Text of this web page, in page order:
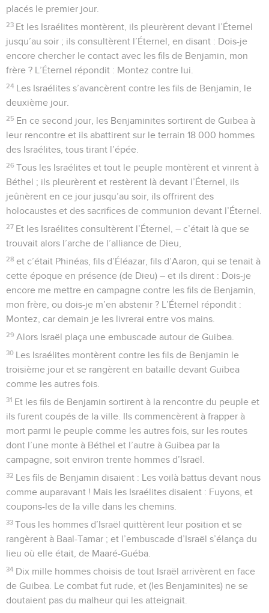
placés le premier jour.
23 Et les Israélites montèrent, ils pleurèrent devant l’Éternel
jusqu’au soir ; ils consultèrent l’Éternel, en disant : Dois-je
encore chercher le contact avec les fils de Benjamin, mon
frère ? L’Éternel répondit : Montez contre lui.
24 Les Israélites s’avancèrent contre les fils de Benjamin, le
deuxième jour.
25 En ce second jour, les Benjaminites sortirent de Guibea à
leur rencontre et ils abattirent sur le terrain 18 000 hommes
des Israélites, tous tirant l’épée.
26 Tous les Israélites et tout le peuple montèrent et vinrent à
Béthel ; ils pleurèrent et restèrent là devant l’Éternel, ils
jeûnèrent en ce jour jusqu’au soir, ils offrirent des
holocaustes et des sacrifices de communion devant l’Éternel.
27 Et les Israélites consultèrent l’Éternel, – c’était là que se
trouvait alors l’arche de l’alliance de Dieu,
28 et c’était Phinéas, fils d’Éléazar, fils d’Aaron, qui se tenait à
cette époque en présence (de Dieu) – et ils dirent : Dois-je
encore me mettre en campagne contre les fils de Benjamin,
mon frère, ou dois-je m’en abstenir ? L’Éternel répondit :
Montez, car demain je les livrerai entre vos mains.
29 Alors Israël plaça une embuscade autour de Guibea.
30 Les Israélites montèrent contre les fils de Benjamin le
troisième jour et se rangèrent en bataille devant Guibea
comme les autres fois.
31 Et les fils de Benjamin sortirent à la rencontre du peuple et
ils furent coupés de la ville. Ils commencèrent à frapper à
mort parmi le peuple comme les autres fois, sur les routes
dont l’une monte à Béthel et l’autre à Guibea par la
campagne, soit environ trente hommes d’Israël.
32 Les fils de Benjamin disaient : Les voilà battus devant nous
comme auparavant ! Mais les Israélites disaient : Fuyons, et
coupons-les de la ville dans les chemins.
33 Tous les hommes d’Israël quittèrent leur position et se
rangèrent à Baal-Tamar ; et l’embuscade d’Israël s’élança du
lieu où elle était, de Maaré-Guéba.
34 Dix mille hommes choisis de tout Israël arrivèrent en face
de Guibea. Le combat fut rude, et (les Benjaminites) ne se
doutaient pas du malheur qui les atteignait.